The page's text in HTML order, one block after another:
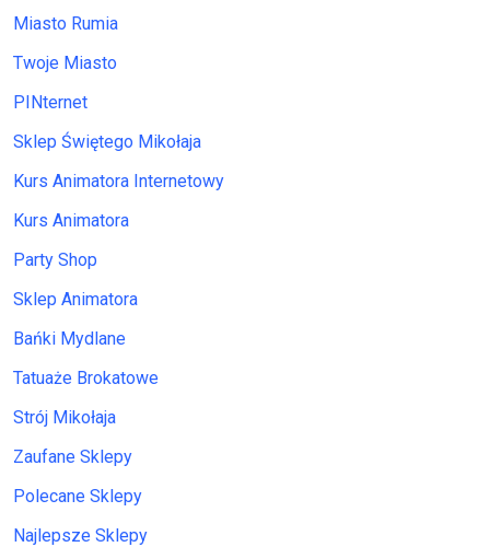
Miasto Rumia
Twoje Miasto
PINternet
Sklep Świętego Mikołaja
Kurs Animatora Internetowy
Kurs Animatora
Party Shop
Sklep Animatora
Bańki Mydlane
Tatuaże Brokatowe
Strój Mikołaja
Zaufane Sklepy
Polecane Sklepy
Najlepsze Sklepy